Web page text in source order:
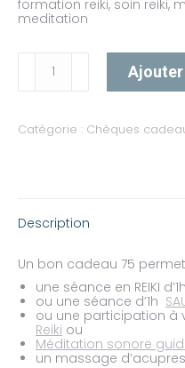
formation reiki, soin reiki,
meditation
quantité
Ajouter
Catégorie : Chèques
Description
Un bon cadeau 75 permet
une séance en REIKI d’1h
ou une séance d’1h
ou une participation à
Reiki ou
Méditation sonore
un massage